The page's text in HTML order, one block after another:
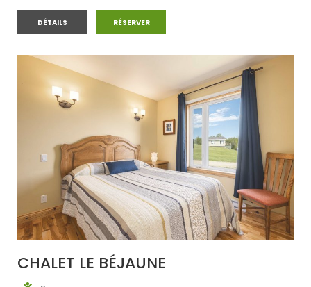
DÉTAILSCHALET LE CHAMPÊTRE
RÉSERVERCHALET LE CHAMPÊTRE
CHALET LE BÉJAUNE